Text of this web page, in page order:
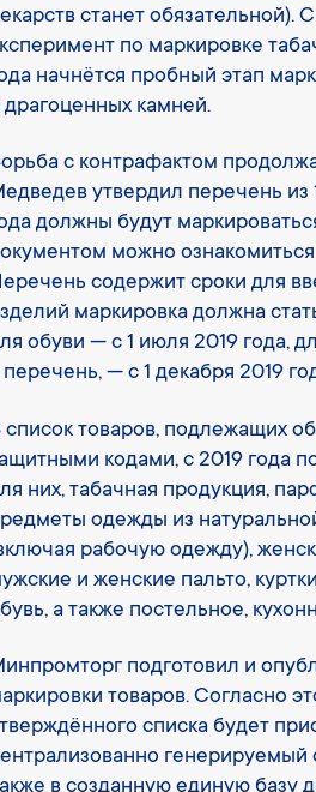
станет обязательной).
по маркировке
начнётся пробный этап
драгоценных камней.
с контрафактом
утвердил перечень из
должны будут
можно
содержит сроки для
маркировка должна
обуви — с 1 июля 2019 года,
перечень, — с 1 декабря 2019
список товаров, подлежащих
кодами, с 2019 года
них, табачная продукция,
одежды из
рабочую одежду),
и женские пальто,
а также постельное,
подготовил и
товаров. Согласно
списка будет